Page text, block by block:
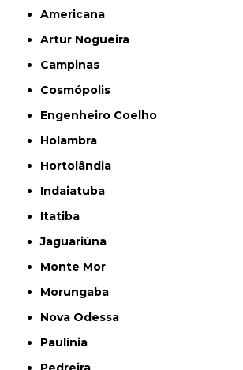
Americana
Artur Nogueira
Campinas
Cosmópolis
Engenheiro Coelho
Holambra
Hortolândia
Indaiatuba
Itatiba
Jaguariúna
Monte Mor
Morungaba
Nova Odessa
Paulínia